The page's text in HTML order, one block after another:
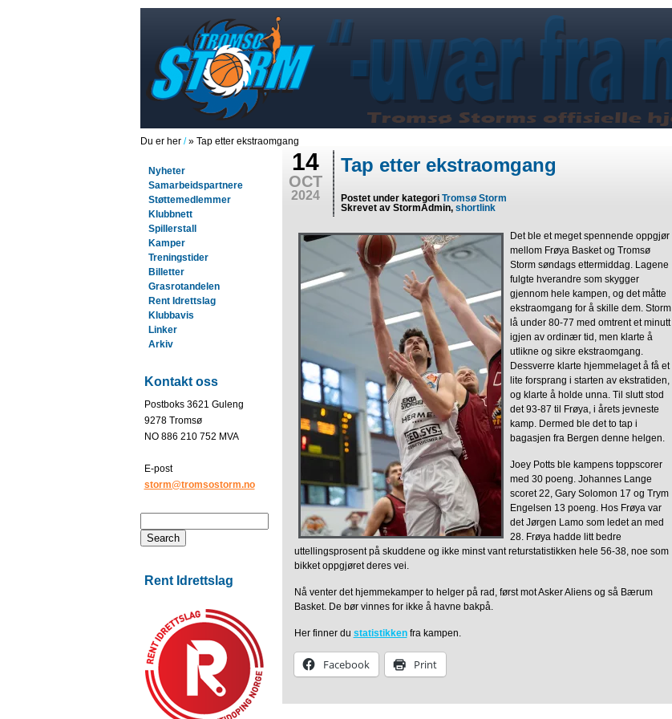
Du er her /» Tap etter ekstraomgang
Nyheter
Samarbeidspartnere
Støttemedlemmer
Klubbnett
Spillerstall
Kamper
Treningstider
Billetter
Grasrotandelen
Rent Idrettslag
Klubbavis
Linker
Arkiv
Kontakt oss
Postboks 3621 Guleng
9278 Tromsø
NO 886 210 752 MVA
E-post
storm@tromsostorm.no
Rent Idrettslag
14
OCT
2024
Tap etter ekstraomgang
Postet under kategori Tromsø Storm
Skrevet av StormAdmin, shortlink
Det ble et meget spennende oppgjør
mellom Frøya Basket og Tromsø
Storm søndags ettermiddag. Lagene
fulgte hverandre som skygger
gjennom hele kampen, og det måtte
ekstraomgang for å skille dem. Storm
lå under 80-77 med omtrent et minutt
igjen av ordinær tid, men klarte å
utlikne og sikre ekstraomgang.
Dessverre klarte hjemmelaget å få et
lite forsprang i starten av ekstratiden,
og klarte å holde unna. Til slutt stod
det 93-87 til Frøya, i årets jevneste
kamp. Dermed ble det to tap i
bagasjen fra Bergen denne helgen.
Joey Potts ble kampens toppscorer
med 30 poeng. Johannes Lange
scoret 22, Gary Solomon 17 og Trym
Engelsen 13 poeng. Hos Frøya var
det Jørgen Lamo som ledet an med
28. Frøya hadde litt bedre
uttellingsprosent på skuddene og ikke minst vant returstatistikken hele 56-38, noe som
bikket oppgjøret deres vei.
Nå venter det hjemmekamper to helger på rad, først mot Asker Aliens og så Bærum
Basket. De bør vinnes for ikke å havne bakpå.
Her finner du statistikkenfra kampen.
Facebook Print